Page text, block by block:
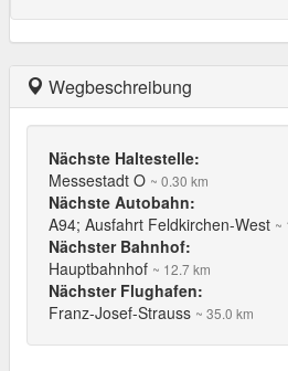
Wegbeschreibung
Nächste Haltestelle:
Messestadt O ~ 0.30 km
Nächste Autobahn:
A94; Ausfahrt Feldkirchen-West ~
Nächster Bahnhof:
Hauptbahnhof ~ 12.7 km
Nächster Flughafen:
Franz-Josef-Strauss ~ 35.0 km